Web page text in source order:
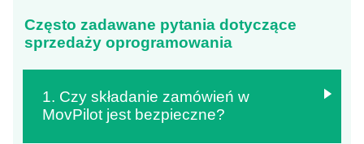
Często zadawane pytania dotyczące
sprzedaży oprogramowania
1. Czy składanie zamówień w
MovPilot jest bezpieczne?